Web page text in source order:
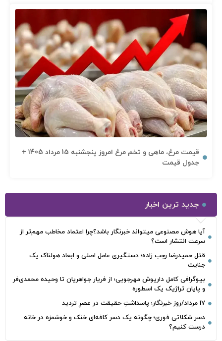
قیمت مرغ، ماهی و تخم مرغ امروز پنجشنبه 15 مرداد 1405 +
جدول قیمت
جدید ترین اخبار
آیا هوش مصنوعی میتواند خبرنگار باشد؟چرا اعتماد مخاطب مهم‌تر از
سرعت انتشار است؟
قتل حمیدرضا رجب‌ زاده؛ دستگیری عامل اصلی و ابعاد هولناک یک
جنایت
بیوگرافی کامل داریوش مهرجویی؛ از فریار جواهریان تا وحیده محمدی‌فر
و پایان تراژیک یک اسطوره
17 مرداد/روز خبرنگار؛ پاسداشتِ حقیقت در عصرِ تردید
دسر شکلاتی فوری؛ چگونه یک دسر کافه‌ای خنک و خوشمزه در خانه
درست کنیم؟